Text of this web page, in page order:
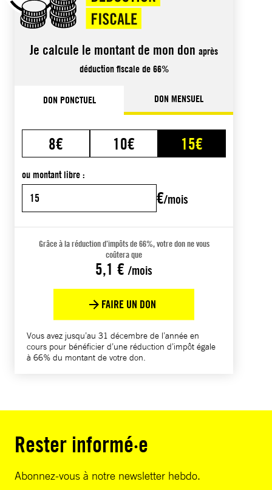
Je calcule le montant de mon don après
déduction fiscale de 66%
DON PONCTUEL DON MENSUEL
8€ 10€ 15€
ou montant libre :
€/mois
Grâce à la réduction d’impôts de 66%, votre don ne vous
coûtera que
5,1 €/mois
FAIRE UN DON
Vous avez jusqu’au 31 décembre de l’année en
cours pour bénéficier d’une réduction d’impôt égale
à 66% du montant de votre don.
Rester informé·e
Abonnez-vous à notre newsletter hebdo.